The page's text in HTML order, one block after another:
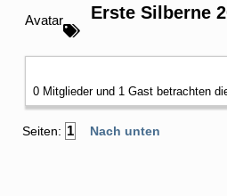
Avatar Erste Silberne
0 Mitglieder und 1 Gast betrachten
Seiten: 1 Nach unten